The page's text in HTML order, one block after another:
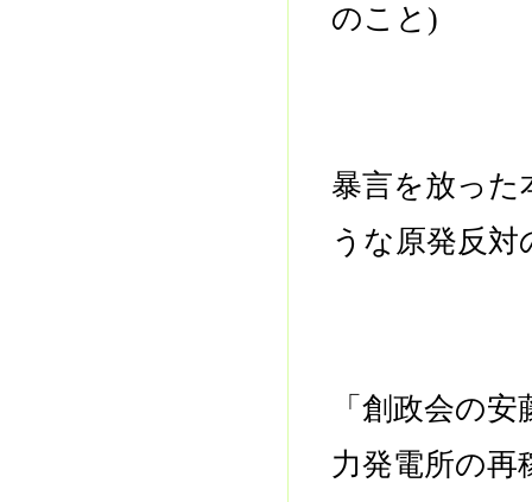
のこと)
暴言を放った
うな原発反
「創政会の
力発電所の